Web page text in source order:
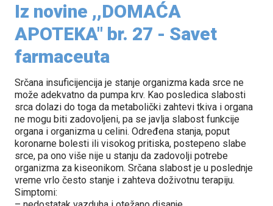
Iz novine ,,DOMAĆA
APOTEKA" br. 27 - Savet
farmaceuta
Srčana insuficijencija je stanje organizma kada srce ne
može adekvatno da pumpa krv. Kao posledica slabosti
srca dolazi do toga da metabolički zahtevi tkiva i organa
ne mogu biti zadovoljeni, pa se javlja slabost funkcije
organa i organizma u celini. Određena stanja, poput
koronarne bolesti ili visokog pritiska, postepeno slabe
srce, pa ono više nije u stanju da zadovolji potrebe
organizma za kiseonikom. Srčana slabost je u poslednje
vreme vrlo često stanje i zahteva doživotnu terapiju.
Simptomi: